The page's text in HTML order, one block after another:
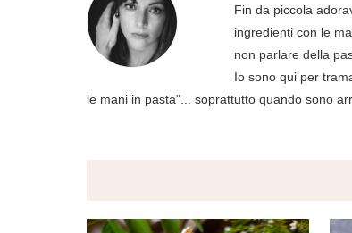
Fin da piccola
ingredienti con le
non parlare della
Io sono qui per
le mani in pasta"... soprattutto quando sono